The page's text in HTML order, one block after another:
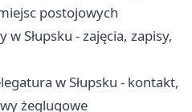
postojowych
Słupsku - zajęcia, zapisy,
w Słupsku - kontakt,
żeglugowe